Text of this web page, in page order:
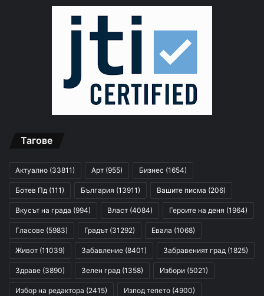
Тагове
Актуално (33811) Арт (955) Бизнес (1654)
Ботев Пд (111) България (13911) Вашите писма (206)
Вкусът на града (994) Власт (4084) Героите на деня (1964)
Гласове (5983) Градът (31292) Евала (1068)
Живот (11039) Забавление (8401) Забравеният град (1825)
Здраве (3890) Зелен град (1358) Избори (5021)
Избор на редактора (2415) Изпод тепето (4900)